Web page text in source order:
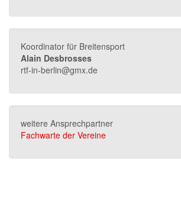
Koordinator für Breitensport
Alain Desbrosses
rtf-in-berlin@gmx.de
weitere Ansprechpartner
Fachwarte der Vereine